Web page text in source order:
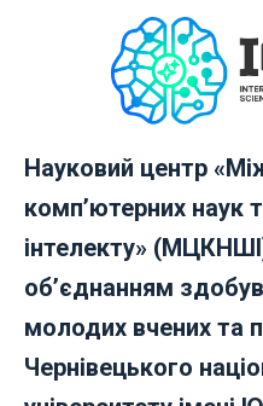
Науковий центр
комп’ютерних наук
інтелекту»
об’єднанням
молодих вчених та
Чернівецького